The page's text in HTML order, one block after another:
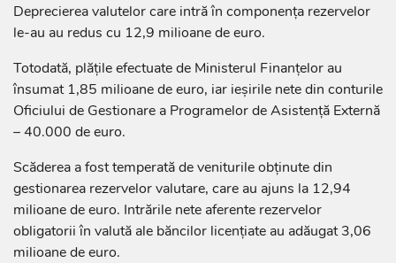
Deprecierea valutelor care intră în componența rezervelor
le-au au redus cu 12,9 milioane de euro.
Totodată, plățile efectuate de Ministerul Finanțelor au
însumat 1,85 milioane de euro, iar ieșirile nete din conturile
Oficiului de Gestionare a Programelor de Asistență Externă
– 40.000 de euro.
Scăderea a fost temperată de veniturile obținute din
gestionarea rezervelor valutare, care au ajuns la 12,94
milioane de euro. Intrările nete aferente rezervelor
obligatorii în valută ale băncilor licențiate au adăugat 3,06
milioane de euro.